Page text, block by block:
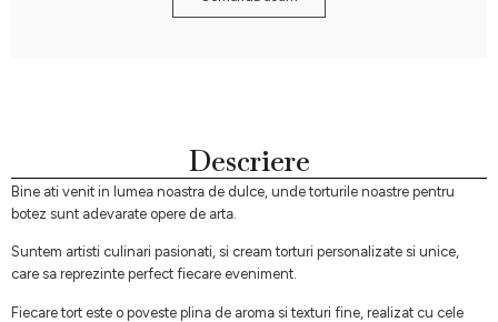
Descriere
Bine ati venit in lumea noastra de dulce, unde torturile noastre pentru
botez sunt adevarate opere de arta.
Suntem artisti culinari pasionati, si cream torturi personalizate si unice,
care sa reprezinte perfect fiecare eveniment.
Fiecare tort este o poveste plina de aroma si texturi fine, realizat cu cele